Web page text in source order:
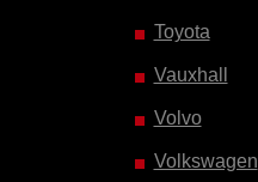
Toyota
Vauxhall
Volvo
Volkswagen